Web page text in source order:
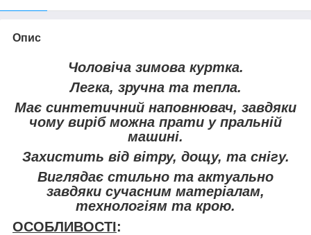
Опис
Чоловіча зимова куртка.
Легка, зручна та тепла.
Має синтетичний наповнювач, завдяки
чому виріб можна прати у пральній
машині.
Захистить від вітру, дощу, та снігу.
Виглядає стильно та актуально
завдяки сучасним матеріалам,
технологіям та крою.
ОСОБЛИВОСТІ: